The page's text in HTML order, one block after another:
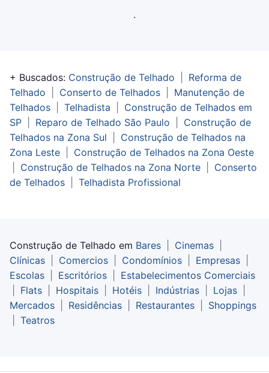
.
+ Buscados: Construção de Telhado
Reforma de
Telhado
Conserto de Telhados
Manutenção de
Telhados
Telhadista
Construção de Telhados em
SP
Reparo de Telhado São Paulo
Construção de
Telhados na Zona Sul
Construção de Telhados na
Zona Leste
Construção de Telhados na Zona Oeste
Construção de Telhados na Zona Norte
Conserto
de Telhados
Telhadista Profissional
Construção de Telhado em Bares Cinemas
Clínicas
Comercios Condomínios Empresas
Escolas
Escritórios
Estabelecimentos Comerciais
Flats Hospitais Hotéis Indústrias Lojas
Mercados
Residências Restaurantes
Shoppings
Teatros